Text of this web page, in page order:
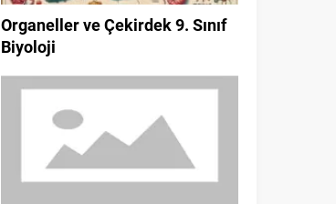
Organeller ve Çekirdek 9. Sınıf
Biyoloji